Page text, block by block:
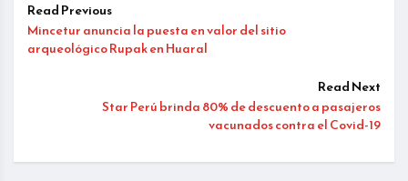
Read Previous
Mincetur anuncia la puesta en valor del sitio
arqueológico Rupak en Huaral
Read Next
Star Perú brinda 80% de descuento a pasajeros
vacunados contra el Covid-19